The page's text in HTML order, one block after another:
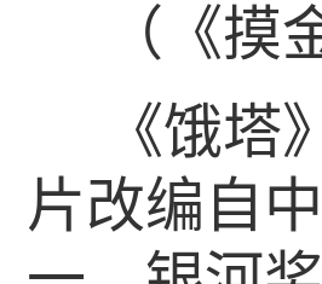
（《
《饿
片改编自